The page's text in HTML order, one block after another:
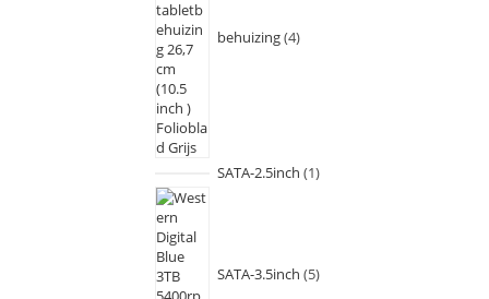
behuizing 4
SATA-2.5inch 1
SATA-3.5inch 5